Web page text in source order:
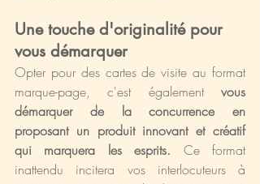
Une touche d'originalité pour
vous démarquer
Opter pour des cartes de visite au format
marque-page, c'est également vous
démarquer de la concurrence en
proposant un produit innovant et créatif
qui marquera les esprits. Ce format
inattendu incitera vos interlocuteurs à